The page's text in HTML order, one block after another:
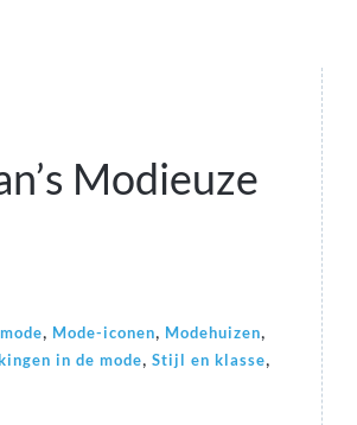
Modieuze
, Mode-iconen, Modehuizen,
in de mode, Stijl en klasse,